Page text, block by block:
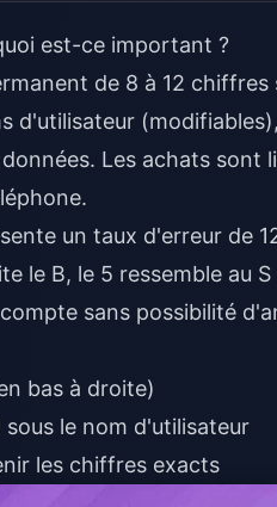
est-ce important ?
de 8 à 12
d'utilisateur
Les achats sont
un taux d'erreur de
le B, le 5 ressemble au
sans possibilité
bas à droite)
le nom d'utilisateur
les chiffres exacts